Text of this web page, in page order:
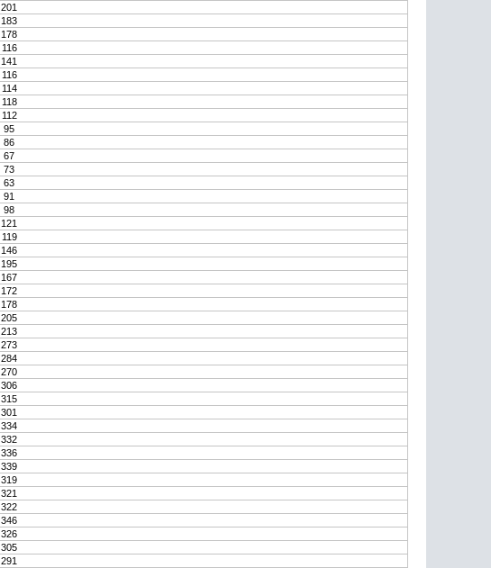
201
183
178
116
141
116
114
118
112
95
86
67
73
63
91
98
121
119
146
195
167
172
178
205
213
273
284
270
306
315
301
334
332
336
339
319
321
322
346
326
305
291